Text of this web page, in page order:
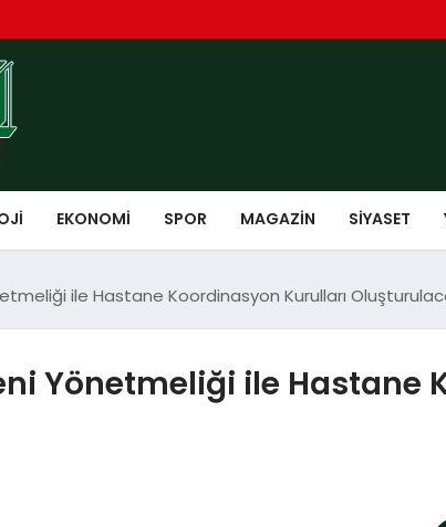
EKONOMI SPOR MAGAZIN SIYASET
ile Hastane Koordinasyon Kurulları
Yönetmeliği ile